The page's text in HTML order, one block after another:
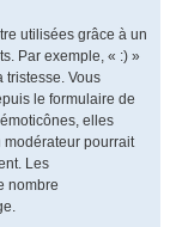
utilisées grâce à un
Par exemple, « :) »
tristesse. Vous
le formulaire de
elles
pourrait
Les
nombre